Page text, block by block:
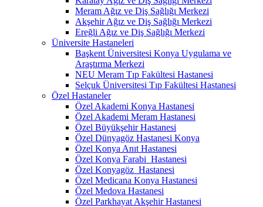
Meram Ağız ve Diş Sağlığı Merkezi
Akşehir Ağız ve Diş Sağlığı Merkezi
Ereğli Ağız ve Diş Sağlığı Merkezi
Üniversite Hastaneleri
Başkent Üniversitesi Konya Uygulama ve
Araştırma Merkezi
NEU Meram Tıp Fakültesi Hastanesi
Selçuk Üniversitesi Tıp Fakültesi Hastanesi
Özel Hastaneler
Özel Akademi Konya Hastanesi
Özel Akademi Meram Hastanesi
Özel Büyükşehir Hastanesi
Özel Dünyagöz Hastanesi Konya
Özel Konya Anıt Hastanesi
Özel Konya Farabi Hastanesi
Özel Konyagöz Hastanesi
Özel Medicana Konya Hastanesi
Özel Medova Hastanesi
Özel Parkhayat Akşehir Hastanesi